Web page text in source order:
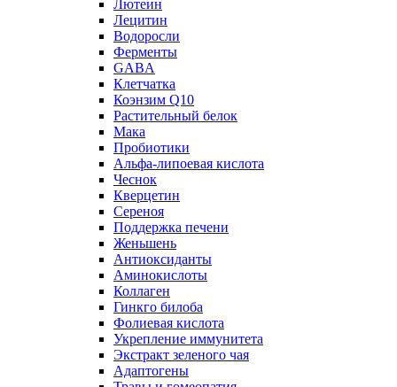
Лютеин
Лецитин
Водоросли
Ферменты
GABA
Клетчатка
Коэнзим Q10
Растительный белок
Мака
Пробиотики
Альфа-липоевая кислота
Чеснок
Кверцетин
Сереноя
Поддержка печени
Женьшень
Антиоксиданты
Аминокислоты
Коллаген
Гинкго билоба
Фолиевая кислота
Укрепление иммунитета
Экстракт зеленого чая
Адаптогены